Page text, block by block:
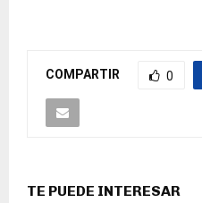
COMPARTIR 0
TE PUEDE INTERESAR